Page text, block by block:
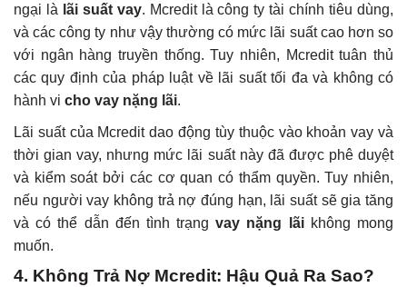
ngại là lãi suất vay. Mcredit là công ty tài chính tiêu dùng,
và các công ty như vậy thường có mức lãi suất cao hơn so
với ngân hàng truyền thống. Tuy nhiên, Mcredit tuân thủ
các quy định của pháp luật về lãi suất tối đa và không có
hành vi cho vay nặng lãi.
Lãi suất của Mcredit dao động tùy thuộc vào khoản vay và
thời gian vay, nhưng mức lãi suất này đã được phê duyệt
và kiểm soát bởi các cơ quan có thẩm quyền. Tuy nhiên,
nếu người vay không trả nợ đúng hạn, lãi suất sẽ gia tăng
và có thể dẫn đến tình trạngvay nặng lãikhông mong
muốn.
4. Không Trả Nợ Mcredit: Hậu Quả Ra Sao?